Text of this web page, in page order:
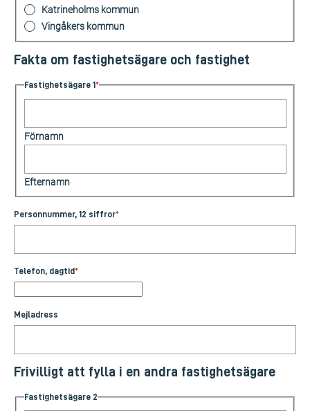
Katrineholms kommun
Vingåkers kommun
Fakta om fastighetsägare och fastighet
Fastighetsägare 1*
Förnamn
Efternamn
Personnummer, 12 siffror*
Telefon, dagtid*
Mejladress
Frivilligt att fylla i en andra fastighetsägare
Fastighetsägare 2